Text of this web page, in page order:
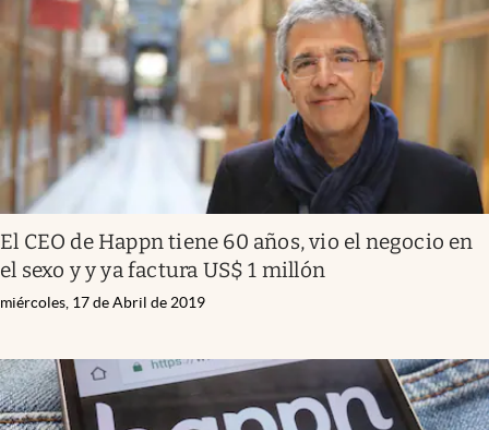
El CEO de Happn tiene 60 años, vio el negocio en
el sexo y y ya factura US$ 1 millón
miércoles, 17 de Abril de 2019